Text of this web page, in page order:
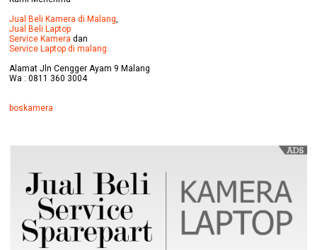
Jual Beli Kamera di Malang
Jual Beli Laptop
Service Kamera dan
Service Laptop di malang.
Alamat Jln Cengger Ayam 9 Malang
Wa : 0811 360 3004
boskamera